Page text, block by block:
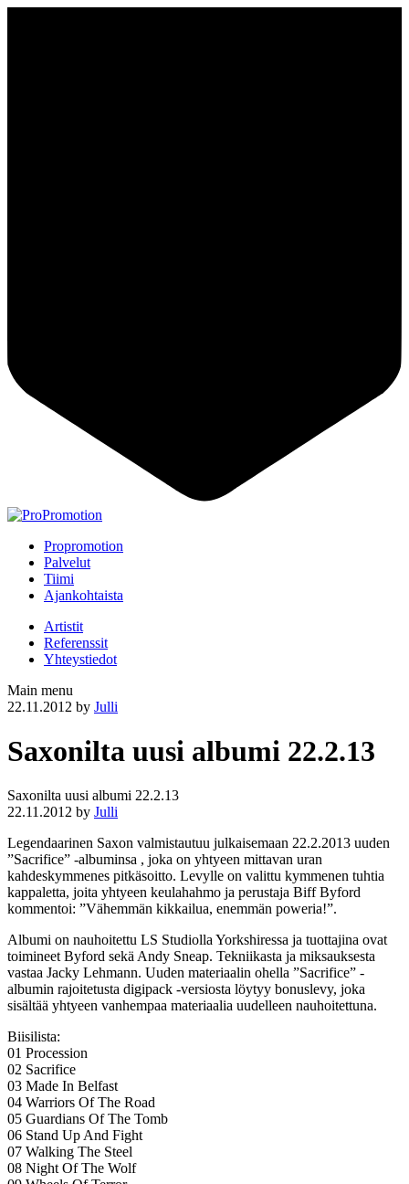
Propromotion
Palvelut
Tiimi
Ajankohtaista
Artistit
Referenssit
Yhteystiedot
Main menu
22.11.2012 by Julli
Saxonilta uusi albumi 22.2.13
Saxonilta uusi albumi 22.2.13
22.11.2012 by Julli
Legendaarinen Saxon valmistautuu julkaisemaan 22.2.2013 uuden
”Sacrifice” -albuminsa , joka on yhtyeen mittavan uran
kahdeskymmenes pitkäsoitto. Levylle on valittu kymmenen tuhtia
kappaletta, joita yhtyeen keulahahmo ja perustaja Biff Byford
kommentoi: ”Vähemmän kikkailua, enemmän poweria!”.
Albumi on nauhoitettu LS Studiolla Yorkshiressa ja tuottajina ovat
toimineet Byford sekä Andy Sneap. Tekniikasta ja miksauksesta
vastaa Jacky Lehmann. Uuden materiaalin ohella ”Sacrifice” -
albumin rajoitetusta digipack -versiosta löytyy bonuslevy, joka
sisältää yhtyeen vanhempaa materiaalia uudelleen nauhoitettuna.
Biisilista:
01 Procession
02 Sacrifice
03 Made In Belfast
04 Warriors Of The Road
05 Guardians Of The Tomb
06 Stand Up And Fight
07 Walking The Steel
08 Night Of The Wolf